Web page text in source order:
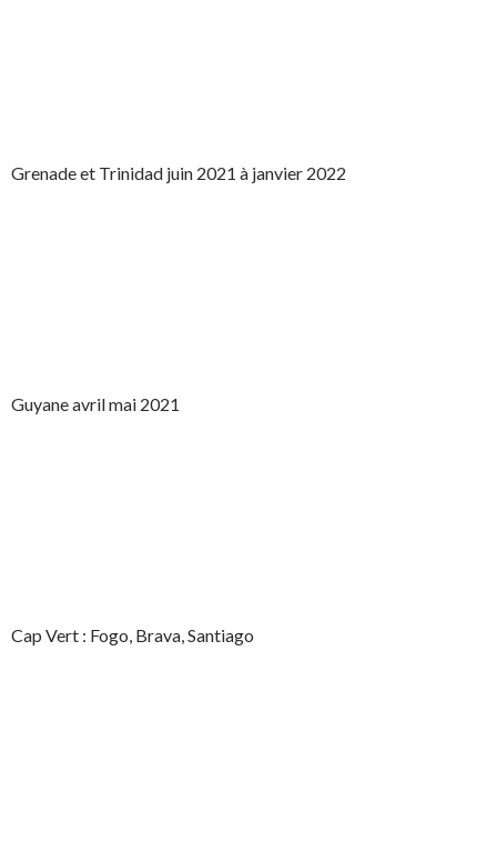
Grenade et Trinidad juin 2021 à janvier 2022
Guyane avril mai 2021
Cap Vert : Fogo, Brava, Santiago